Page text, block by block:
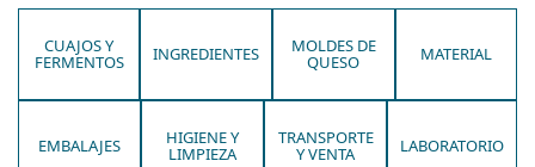
CUAJOS Y
FERMENTOS INGREDIENTES MOLDES DE
QUESO MATERIAL
EMBALAJES HIGIENE Y
LIMPIEZA
TRANSPORTE
Y VENTA LABORATORIO